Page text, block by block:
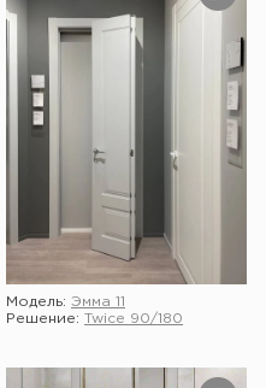
Модель: Эмма 11
Решение: Twice 90/180